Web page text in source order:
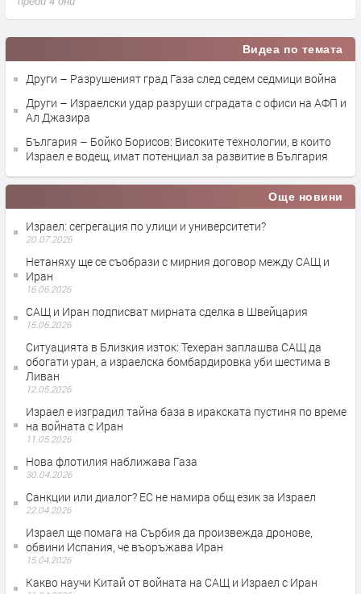
Видеа по темата
Други – Разрушеният град Газа след седем седмици война
Други – Израелски удар разруши сградата с офиси на АФП и
Ал Джазира
България – Бойко Борисов: Високите технологии, в които
Израел е водещ, имат потенциал за развитие в България
Още новини
Израел: сегрегация по улици и университети?
20.07.2026
Нетаняху ще се съобрази с мирния договор между САЩ и
Иран
16.06.2026
САЩ и Иран подписват мирната сделка в Швейцария
15.06.2026
Ситуацията в Близкия изток: Техеран заплашва САЩ да
обогати уран, а израелска бомбардировка уби шестима в
Ливан
12.05.2026
Израел е изградил тайна база в иракската пустиня по време
на войната с Иран
11.05.2026
Нова флотилия наближава Газа
30.04.2026
Санкции или диалог? ЕС не намира общ език за Израел
22.04.2026
Израел ще помага на Сърбия да произвежда дронове,
обвини Испания, че въоръжава Иран
15.04.2026
Какво научи Китай от войната на САЩ и Израел с Иран